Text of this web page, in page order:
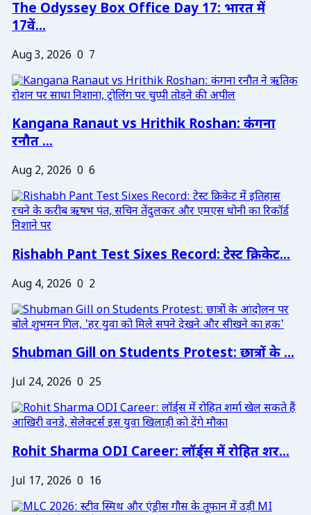
The Odyssey Box Office Day 17: भारत में
17वें...
Aug 3, 2026 0 7
Kangana Ranaut vs Hrithik Roshan: कंगना
रनौत ...
Aug 2, 2026 0 6
Rishabh Pant Test Sixes Record: टेस्ट क्रिकेट...
Aug 4, 2026 0 2
Shubman Gill on Students Protest: छात्रों के ...
Jul 24, 2026 0 25
Rohit Sharma ODI Career: लॉर्ड्स में रोहित शर...
Jul 17, 2026 0 16